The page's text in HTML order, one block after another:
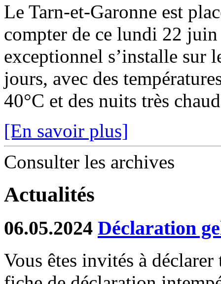
Le Tarn-et-Garonne est
compter de ce lundi 22
exceptionnel s’installe sur
jours, avec des
40°C et des nuits très
[En savoir plus]
Consulter les archives
Actualités
06.05.2024 Déclaration
Vous êtes invités à